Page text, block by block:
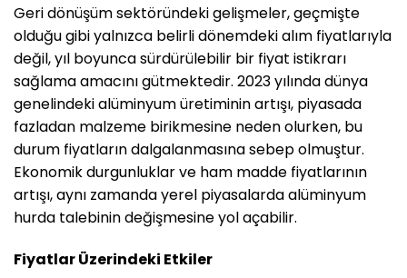
Geri dönüşüm sektöründeki gelişmeler, geçmişte
olduğu gibi yalnızca belirli dönemdeki alım fiyatlarıyla
değil, yıl boyunca sürdürülebilir bir fiyat istikrarı
sağlama amacını gütmektedir. 2023 yılında dünya
genelindeki alüminyum üretiminin artışı, piyasada
fazladan malzeme birikmesine neden olurken, bu
durum fiyatların dalgalanmasına sebep olmuştur.
Ekonomik durgunluklar ve ham madde fiyatlarının
artışı, aynı zamanda yerel piyasalarda alüminyum
hurda talebinin değişmesine yol açabilir.
Fiyatlar Üzerindeki Etkiler